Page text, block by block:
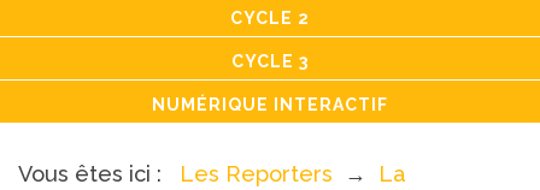
CYCLE 2
CYCLE 3
NUMÉRIQUE INTERACTIF
Vous êtes ici : Les Reporters →
La